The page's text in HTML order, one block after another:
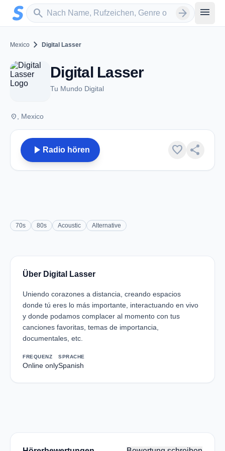
Zum Hauptinhalt springen
search
Sender suchen arrow_forward menu
Mexico chevron_right Digital Lasser
Digital Lasser
Tu Mundo Digital
place , Mexico
play_arrow Radio hören favorite share
70s 80s Acoustic Alternative
Über Digital Lasser
Uniendo corazones a distancia, creando espacios
donde tú eres lo más importante, interactuando en vivo
y donde podamos complacer al momento con tus
canciones favoritas, temas de importancia,
documentales, etc.
FREQUENZ
Online only
SPRACHE
Spanish